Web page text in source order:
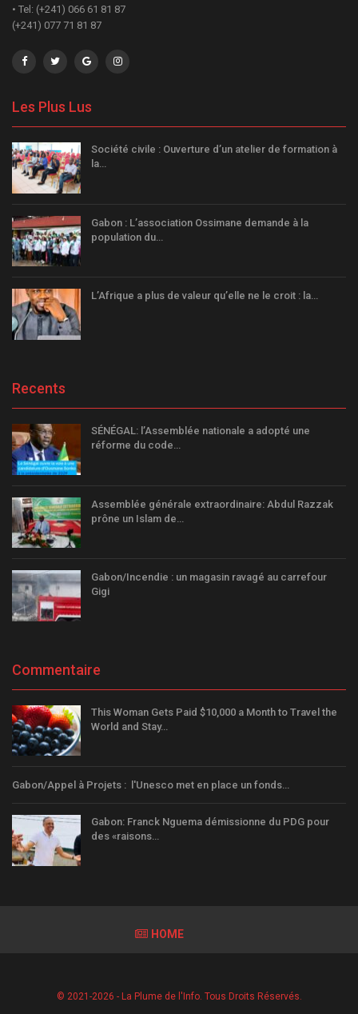
• Tel: (+241) 066 61 81 87
(+241) 077 71 81 87
Les Plus Lus
Société civile : Ouverture d’un atelier de formation à
la…
Gabon : L’association Ossimane demande à la
population du…
L’Afrique a plus de valeur qu’elle ne le croit : la…
Recents
SÉNÉGAL: l’Assemblée nationale a adopté une
réforme du code…
Assemblée générale extraordinaire: Abdul Razzak
prône un Islam de…
Gabon/Incendie : un magasin ravagé au carrefour
Gigi
Commentaire
This Woman Gets Paid $10,000 a Month to Travel the
World and Stay…
Gabon/Appel à Projets : l'Unesco met en place un fonds…
Gabon: Franck Nguema démissionne du PDG pour
des «raisons…
HOME
© 2021-2026 - La Plume de l'Info. Tous Droits Réservés.